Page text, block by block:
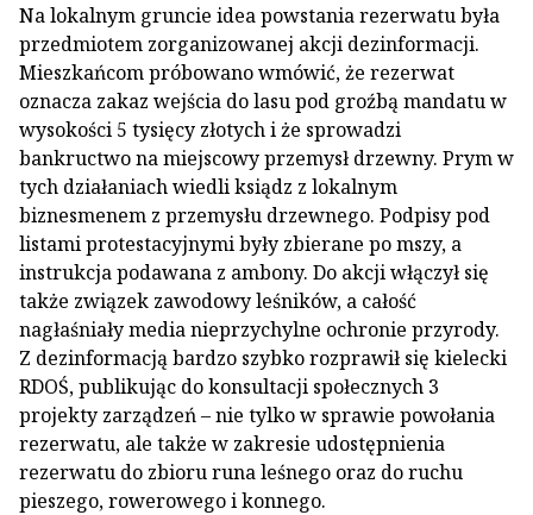
Na lokalnym gruncie idea powstania rezerwatu była
przedmiotem zorganizowanej akcji dezinformacji.
Mieszkańcom próbowano wmówić, że rezerwat
oznacza zakaz wejścia do lasu pod groźbą mandatu w
wysokości 5 tysięcy złotych i że sprowadzi
bankructwo na miejscowy przemysł drzewny. Prym w
tych działaniach wiedli ksiądz z lokalnym
biznesmenem z przemysłu drzewnego. Podpisy pod
listami protestacyjnymi były zbierane po mszy, a
instrukcja podawana z ambony. Do akcji włączył się
także związek zawodowy leśników, a całość
nagłaśniały media nieprzychylne ochronie przyrody.
Z dezinformacją bardzo szybko rozprawił się kielecki
RDOŚ, publikując do konsultacji społecznych 3
projekty zarządzeń – nie tylko w sprawie powołania
rezerwatu, ale także w zakresie udostępnienia
rezerwatu do zbioru runa leśnego oraz do ruchu
pieszego, rowerowego i konnego.